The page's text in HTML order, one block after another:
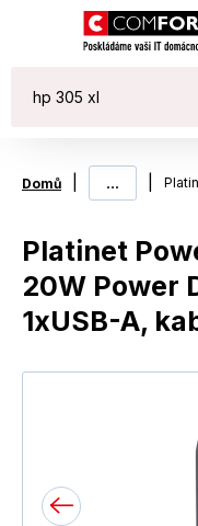
Domů ...
Platinet
20W Power
1xUSB-A,